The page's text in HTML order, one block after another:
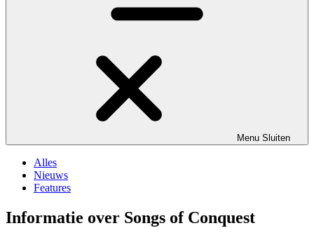
Menu Sluiten
Alles
Nieuws
Features
Informatie over Songs of Conquest